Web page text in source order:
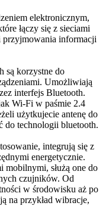
elektronicznym,
łączy się z sieciami
przyjmowania informacji
są korzystne do
Umożliwiają
interfejs Bluetooth.
Wi-Fi w paśmie 2.4
użytkujecie antenę do
do technologii bluetooth.
integrują się z
energetycznie.
mobilnymi, służą one do
czujników. Od
w środowisku aż po
na przykład wibracje,